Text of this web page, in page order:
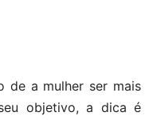
de a mulher ser mais
objetivo, a dica é